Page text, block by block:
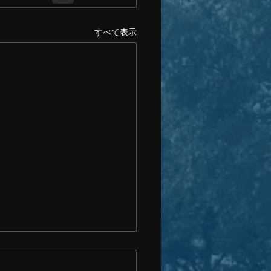
すべて表示
以降の当施設の対応に